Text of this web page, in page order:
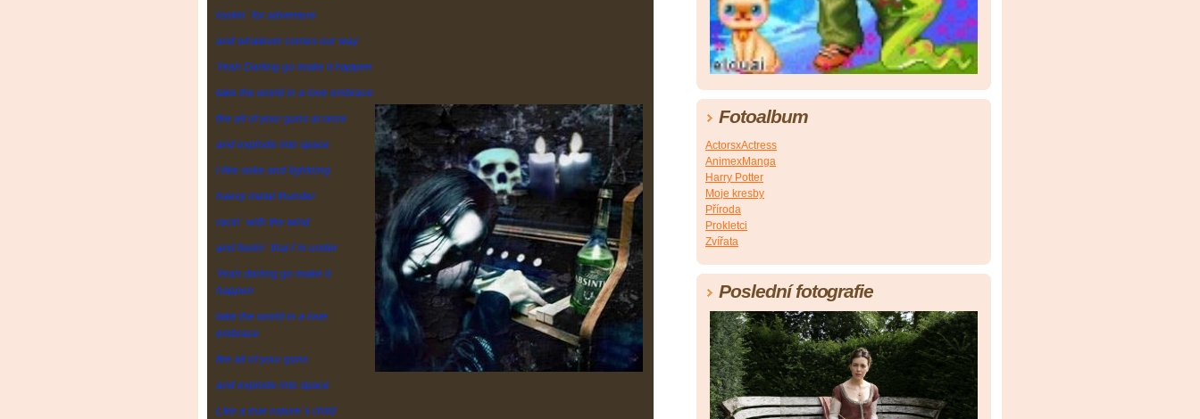
lookin´ for adventure
and whatever comes our way
Yeah Darling go make it happen
take the world in a love embrace
fire all of your guns at once
and explode into space
I like soke and lightning
haevy metal thunder
racin´ with the wind
and feelin´ that I´m under
Yeah darling go make it
happen
take the world in a love
embrace
fire all of your guns
and explode into space
Like a true nature´s child
Fotoalbum
ActorsxActress
AnimexManga
Harry Potter
Moje kresby
Příroda
Prokletci
Zvířata
Poslední fotografie